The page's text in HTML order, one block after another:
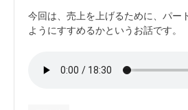
今回は、売上を上げるために、パー
ようにすすめるかというお話です。